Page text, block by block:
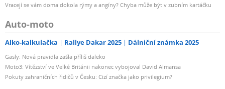
Vracejí se vám doma dokola rýmy a angíny? Chyba může být v zubním kartáčku
Auto-moto
Alko-kalkulačka Rallye Dakar 2025 Dálniční známka 2025
Gasly: Nová pravidla zašla příliš daleko
Moto3: Vítězství ve Velké Británii nakonec vybojoval David Almansa
Pokuty zahraničních řidičů v Česku: Cizí značka jako privilegium?